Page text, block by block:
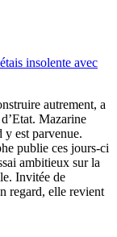
insolente avec
autrement, a
Mazarine
est parvenue.
publie ces jours-ci
ambitieux sur la
Invitée de
regard, elle revient